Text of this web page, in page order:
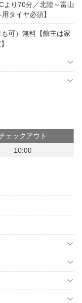
より70分／北陸～富山
タイヤ必須】
可）無料【館主は家
ェックアウト
10:00